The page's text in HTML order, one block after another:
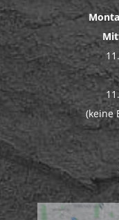
(keine